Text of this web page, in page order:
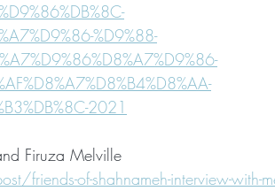
%D9%88-
2021
Firuza Melville
of-shahnameh-interview-with-